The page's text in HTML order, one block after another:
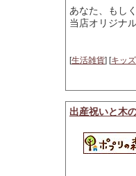
あなた、もし
当店オリジナ
[生活雑貨] [キッ
出産祝いと木